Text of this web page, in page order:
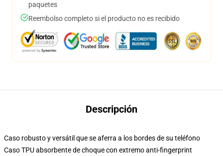
paquetes
Reembolso completo si el producto no es recibido
Descripción
Caso robusto y versátil que se aferra a los bordes de su teléfono
Caso TPU absorbente de choque con extremo anti-fingerprint